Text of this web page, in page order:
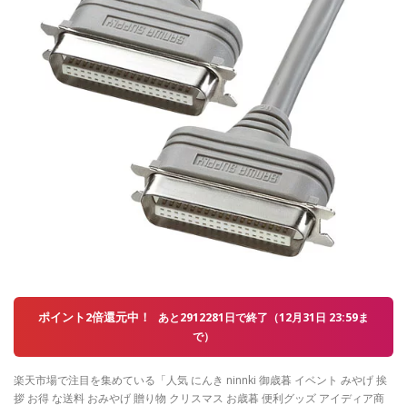
ポイント2倍還元中！
あと2912281日で終了（12月31日 23:59ま
で）
楽天市場で注目を集めている「人気 にんき ninnki 御歳暮 イベント みやげ 挨
拶 お得 な送料 おみやげ 贈り物 クリスマス お歳暮 便利グッズ アイディア商